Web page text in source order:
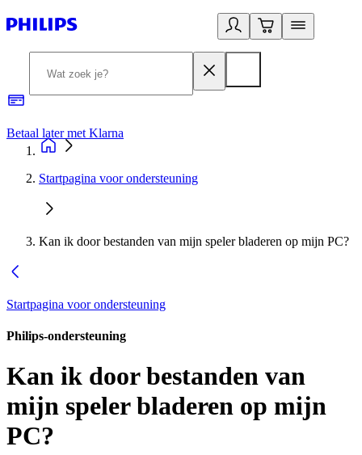
Betaal later met Klarna
Startpagina voor ondersteuning
Kan ik door bestanden van mijn speler bladeren op mijn PC?
Startpagina voor ondersteuning
Philips-ondersteuning
Kan ik door bestanden van
mijn speler bladeren op mijn
PC?